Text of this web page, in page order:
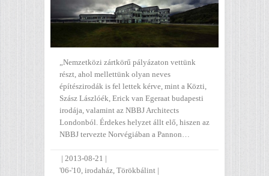
„Nemzetközi zártkörű pályázaton vettünk
részt, ahol mellettünk olyan neves
építészirodák is fel lettek kérve, mint a Közti,
Szász Lászlóék, Erick van Egeraat budapesti
irodája, valamint az NBBJ Architects
Londonból. Érdekes helyzet állt elő, hiszen az
NBBJ tervezte Norvégiában a Pannon…
| 2013-08-21 |
'06-'10, irodaház, Törökbálint |